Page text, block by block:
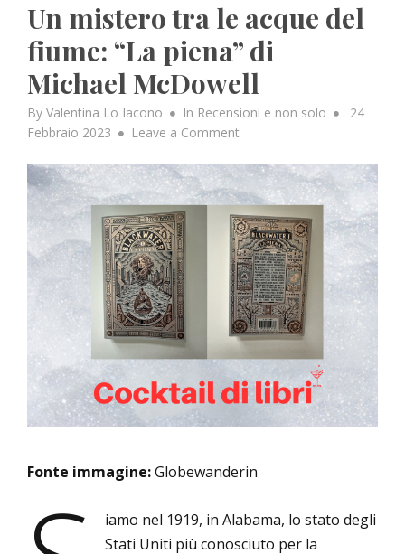
Un mistero tra le acque del
fiume: “La piena” di
Michael McDowell
By Valentina Lo Iacono In Recensioni e non solo
Posted
24
Febbraio 2023
Leave a Comment
mistero
tra
le
acque
del
fiume:
“La
piena”
di
McDowell
Fonte immagine:Globewanderin
iamo nel 1919, in Alabama, lo stato degli
Stati Uniti più conosciuto per la